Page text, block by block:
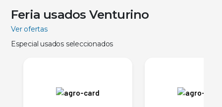
Feria usados Venturino
Ver ofertas
Especial usados seleccionados